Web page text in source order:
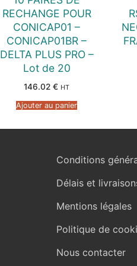
RECHANGE POUR
CONICAP01 –
CONICAP01BR –
DELTA PLUS PRO –
Lot de 20
146.02€ HT
Ajouter au panier
Conditions
Délais et
Mentions légales
Politique de
Nous contacter